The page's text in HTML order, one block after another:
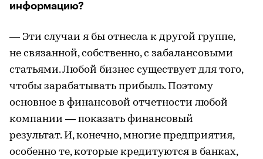
информацию?
— Эти случаи я бы отнесла к другой группе,
не связанной, собственно, с забалансовыми
статьями. Любой бизнес существует для того,
чтобы зарабатывать прибыль. Поэтому
основное в финансовой отчетности любой
компании — показать финансовый
результат. И, конечно, многие предприятия,
особенно те, которые кредитуются в банках,